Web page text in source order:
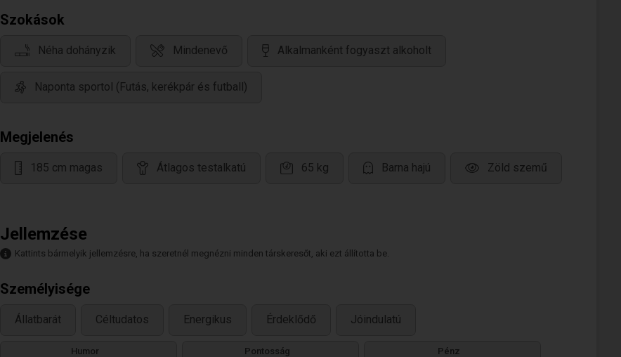
Szokások
Néha dohányzik Mindenevő Alkalmanként fogyaszt alkoholt
Naponta sportol (Futás, kerékpár és futball)
Megjelenés
185 cm magas Átlagos testalkatú 65 kg Barna hajú Zöld szemű
Jellemzése
Kattints bármelyik jellemzésre, ha szeretnél megnézni minden társkeresőt, aki ezt állította be.
Személyisége
Állatbarát Céltudatos Energikus Érdeklődő Jóindulatú
Humor Pontosság Pénz